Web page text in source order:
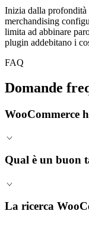
Inizia dalla
merchandising
limita ad abbinare
plugin addebitano i
FAQ
Domande
WooCommerce
Qual è un buon
La ricerca